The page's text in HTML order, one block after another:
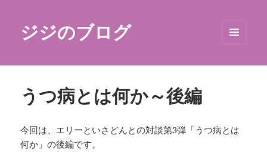
ジジのブログ
うつ病とは何か～後編
今回は、エリーといさどんとの対談第3弾「うつ病とは
何か」の後編です。